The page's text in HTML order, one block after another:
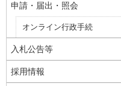
申請・届出・照会
オンライン行政手続
入札公告等
採用情報